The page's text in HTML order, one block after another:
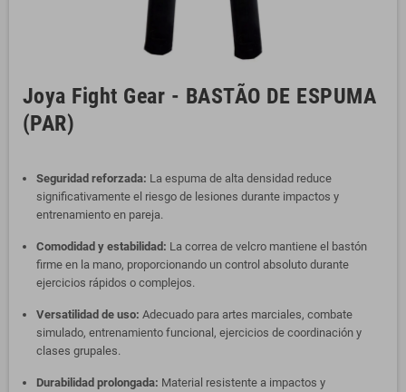
Joya Fight Gear - BASTÃO DE ESPUMA
(PAR)
Seguridad reforzada: La espuma de alta densidad reduce
significativamente el riesgo de lesiones durante impactos y
entrenamiento en pareja.
Comodidad y estabilidad: La correa de velcro mantiene el bastón
firme en la mano, proporcionando un control absoluto durante
ejercicios rápidos o complejos.
Versatilidad de uso: Adecuado para artes marciales, combate
simulado, entrenamiento funcional, ejercicios de coordinación y
clases grupales.
Durabilidad prolongada: Material resistente a impactos y